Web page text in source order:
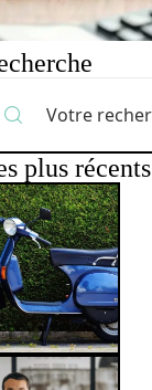
plus récents